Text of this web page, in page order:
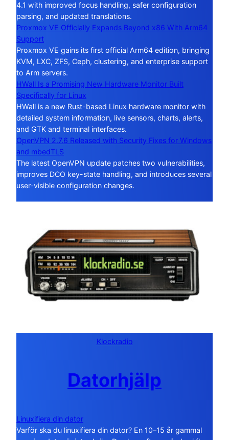
4.1 with improved focus handling, safer configuration
parsing, and updated translations.
Proxmox VE Officially Expands Beyond x86 With Arm64
Support
Proxmox VE gains its first official Arm64 edition, bringing
KVM, LXC, ZFS, Ceph, clustering, and enterprise support
to Arm servers.
HWall Is a Promising New Hardware Monitor Built
Specifically for Linux
HWall is a new Rust-based Linux hardware monitor with
detailed system information, live sensors, charts, alerts,
and GTK and terminal interfaces.
OpenVPN 2.7.6 Released with Security Fixes for Windows
and mbedTLS
The latest OpenVPN update patches two vulnerabilities,
improves DCO key-state handling, and introduces several
user-visible configuration changes.
Klockradio
Datorhjälp
Linuxifiera din dator
Varför ska du linuxifiera din dator? En 10–15 år gammal